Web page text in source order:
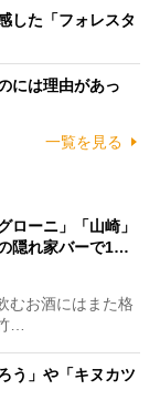
した「フォレスタ
には理由があっ
一覧を見る
ローニ」「山崎」
隠れ家バーで1…
むお酒にはまた格
…
う」や「キヌカツ